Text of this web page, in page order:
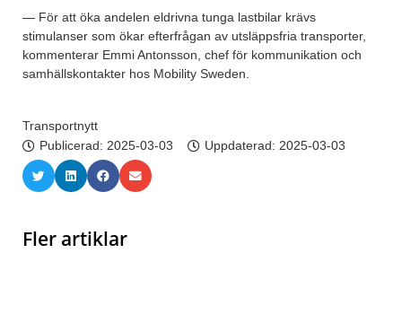
— För att öka andelen eldrivna tunga lastbilar krävs
stimulanser som ökar efterfrågan av utsläppsfria transporter,
kommenterar Emmi Antonsson, chef för kommunikation och
samhällskontakter hos Mobility Sweden.
Transportnytt
Publicerad: 2025-03-03 Uppdaterad: 2025-03-03
Fler artiklar